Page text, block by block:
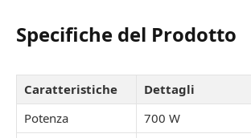
Specifiche del Prodotto
Caratteristiche
Dettagli
Potenza
700 W